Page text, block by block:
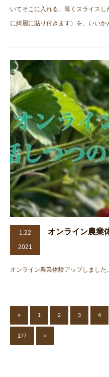
いてそこに入れる。薄くスライス
に綺麗に貼り付きます）を、いいか
1.22
2021
オンライン農業
オンライン農業体験アップしました。
« 1 2 3 4
177 »